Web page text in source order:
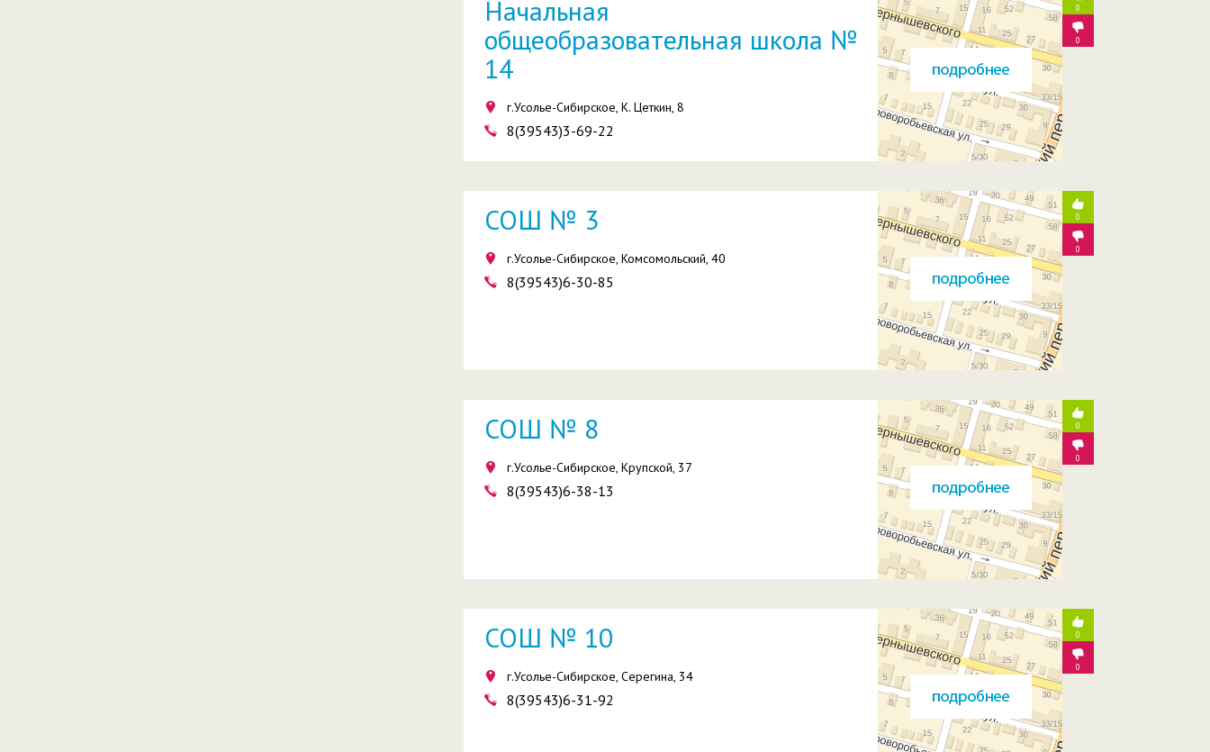
Начальная
общеобразовательная школа №
14
г.Усолье-Сибирское, К. Цеткин, 8
8(39543)3-69-22
0
0
СОШ № 3
г.Усолье-Сибирское, Комсомольский, 40
8(39543)6-30-85
0
0
СОШ № 8
г.Усолье-Сибирское, Крупской, 37
8(39543)6-38-13
0
0
СОШ № 10
г.Усолье-Сибирское, Серегина, 34
8(39543)6-31-92
0
0